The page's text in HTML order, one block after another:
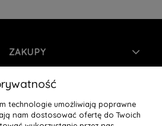
ZAKUPY
KONTO
technologie umożliwiają poprawne
nam dostosować ofertę do Twoich